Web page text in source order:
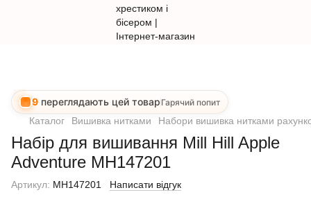
9 переглядають цей товар Гарячий попит
Каталог Вишивка нитками Набори вишивка нитками
Набір для вишивання Mill Hill Apple
Adventure MH147201
Артикул: MH147201 Написати відгук